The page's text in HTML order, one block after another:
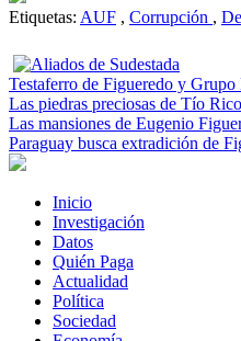
Etiquetas: AUF , Corrupción ,
Testaferro de Figueredo y
Las piedras preciosas de Tío Rico
Las mansiones de Eugenio
Paraguay busca extradición de
Inicio
Investigación
Datos
Quién Paga
Actualidad
Política
Sociedad